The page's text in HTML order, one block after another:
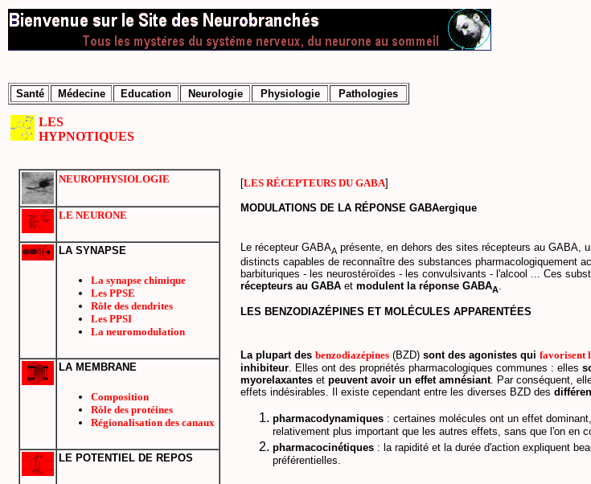
Santé Médecine Education Neurologie Physiologie Pathologies
LES
HYPNOTIQUES
NEUROPHYSIOLOGIE
LE NEURONE
LA SYNAPSE
La synapse chimique
Les PPSE
Rôle des dendrites
Les PPSI
La neuromodulation
LA MEMBRANE
Composition
Rôle des protéines
Régionalisation des canaux
LE POTENTIEL DE REPOS
[LES RÉCEPTEURS DU GABA]
MODULATIONS DE LA RÉPONSE GABAergique
Le récepteur GABAA présente, en dehors des sites récepteurs au GABA,
distincts capables de reconnaître des substances pharmacologiquement
barbituriques - les neurostéroïdes - les convulsivants - l'alcool ... Ces
récepteurs au GABA et modulent la réponse GABAA
LES BENZODIAZÉPINES ET MOLÉCULES APPARENTÉES
La plupart des benzodiazépines (BZD) sont des agonistes qui favorisent
inhibiteur. Elles ont des propriétés pharmacologiques communes : elles
myorelaxantes et peuvent avoir un effet amnésiant. Par conséquent,
effets indésirables. Il existe cependant entre les diverses BZD des
pharmacodynamiques : certaines molécules ont un effet
relativement plus important que les autres effets, sans que l'on en
pharmacocinétiques : la rapidité et la durée d'action expliquent
préférentielles.